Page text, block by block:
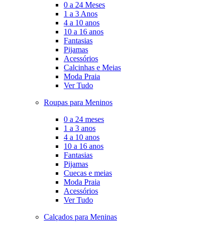
0 a 24 Meses
1 a 3 Anos
4 a 10 anos
10 a 16 anos
Fantasias
Pijamas
Acessórios
Calcinhas e Meias
Moda Praia
Ver Tudo
Roupas para Meninos
0 a 24 meses
1 a 3 anos
4 a 10 anos
10 a 16 anos
Fantasias
Pijamas
Cuecas e meias
Moda Praia
Acessórios
Ver Tudo
Calçados para Meninas